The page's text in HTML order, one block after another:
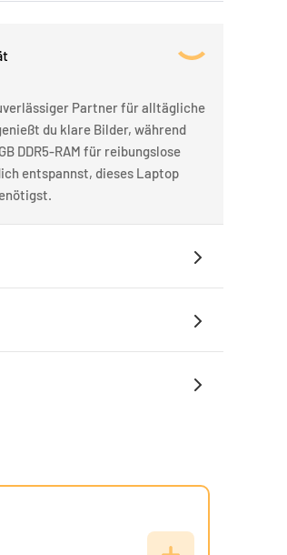
Partner für alltägliche
du klare Bilder, während
DDR5-RAM für reibungslose
entspannst, dieses Laptop